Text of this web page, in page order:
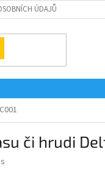
ÚDAJŮ
či hrudi